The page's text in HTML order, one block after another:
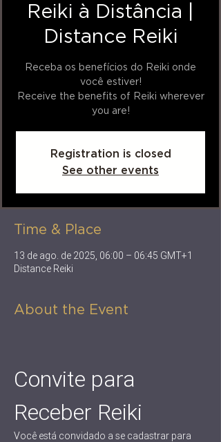
Reiki à Distância |
Distance Reiki
Receba os benefícios do Reiki onde
você estiver!
Receive the benefits of Reiki wherever
you are!
Registration is closed
See other events
Time & Place
13 de ago. de 2025, 06:00 – 06:45 GMT+1
Distance Reiki
About the Event
Convite para
Receber Reiki
Você está convidado a se cadastrar para